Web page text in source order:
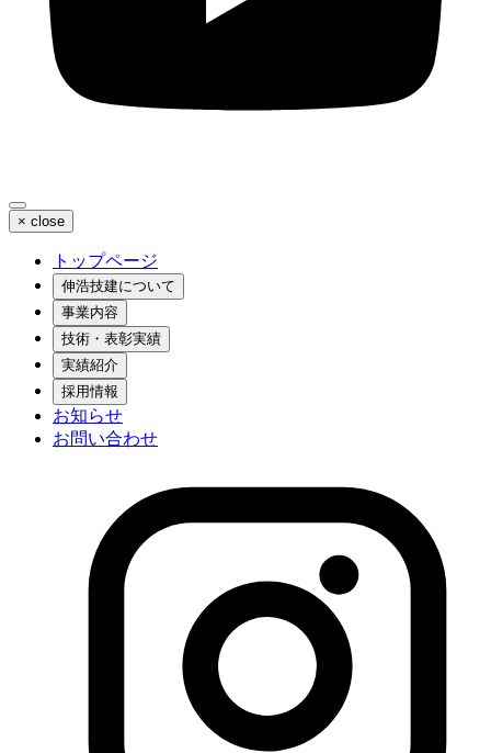
× close
トップページ
伸浩技建について
事業内容
技術・表彰実績
実績紹介
採用情報
お知らせ
お問い合わせ